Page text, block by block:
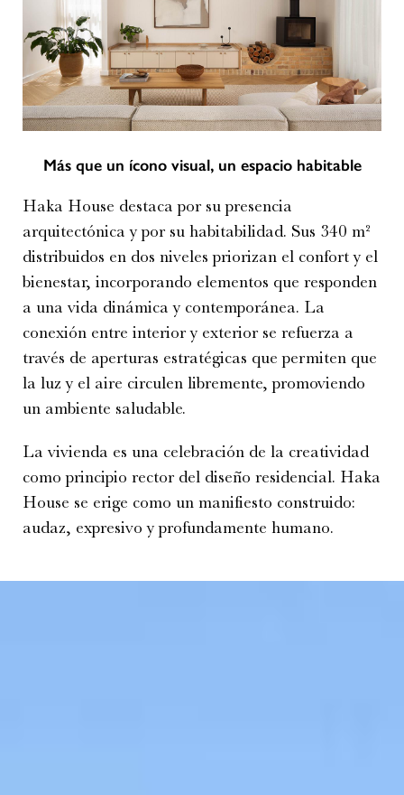
Más que un ícono visual, un espacio habitable
Haka House destaca por su presencia
arquitectónica y por su habitabilidad. Sus 340 m²
distribuidos en dos niveles priorizan el confort y el
bienestar, incorporando elementos que responden
a una vida dinámica y contemporánea. La
conexión entre interior y exterior se refuerza a
través de aperturas estratégicas que permiten que
la luz y el aire circulen libremente, promoviendo
un ambiente saludable.
La vivienda es una celebración de la creatividad
como principio rector del diseño residencial. Haka
House se erige como un manifiesto construido:
audaz, expresivo y profundamente humano.